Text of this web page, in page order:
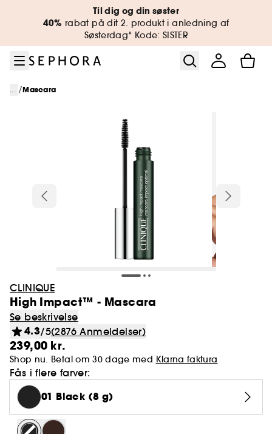
Gå til hovedindholdTil dig og din søster
40% rabat på dit 2. produkt i anledning af
Søsterdag* Kode: SISTER
... /Mascara
CLINIQUE
High Impact™ - Mascara
Se beskrivelse
4.3/5(2876 Anmeldelser)
239,00 kr.
Shop nu. Betal om 30 dage med Klarna faktura
Fås i flere farver:
01 Black (8 g)